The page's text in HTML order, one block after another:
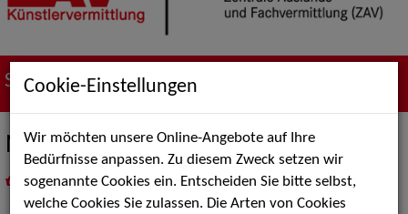
Suche nach Künstler*innen
Nicolai Katalenic
als PDF speichern
inMeine Merklistelegen
Cookie-Einstellungen
Wir möchten unsere Online-Angebote auf Ihre
Bedürfnisse anpassen. Zu diesem Zweck setzen wir
sogenannte Cookies ein. Entscheiden Sie bitte selbst,
welche Cookies Sie zulassen. Die Arten von Cookies